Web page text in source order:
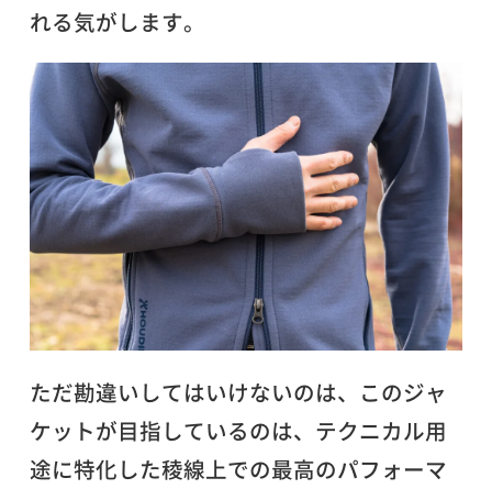
れる気がします。
ただ勘違いしてはいけないのは、このジャ
ケットが目指しているのは、テクニカル用
途に特化した稜線上での最高のパフォーマ